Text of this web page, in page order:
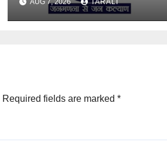
মুকলি
Required fields are marked *